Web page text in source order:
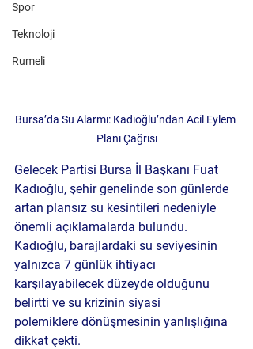
Spor
Teknoloji
Rumeli
Bursa’da Su Alarmı: Kadıoğlu’ndan Acil Eylem
Planı Çağrısı
Gelecek Partisi Bursa İl Başkanı Fuat
Kadıoğlu, şehir genelinde son günlerde
artan plansız su kesintileri nedeniyle
önemli açıklamalarda bulundu.
Kadıoğlu, barajlardaki su seviyesinin
yalnızca 7 günlük ihtiyacı
karşılayabilecek düzeyde olduğunu
belirtti ve su krizinin siyasi
polemiklere dönüşmesinin yanlışlığına
dikkat çekti.